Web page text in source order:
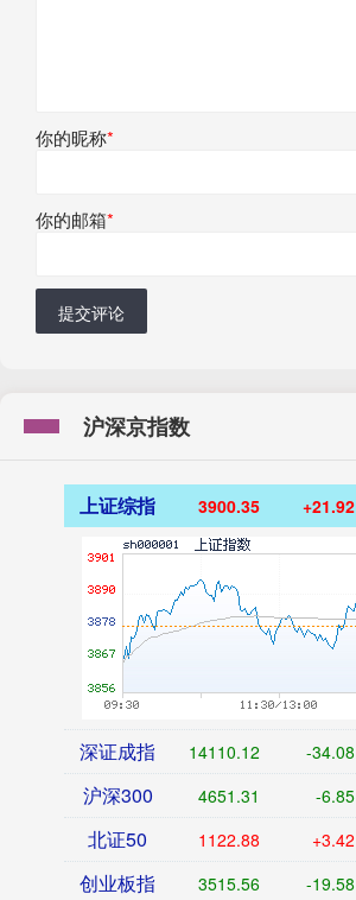
你的昵称*
你的邮箱*
提交评论
沪深京指数
上证综指 3900.35 +21.92
深证成指 14110.12 -34.08
沪深300 4651.31 -6.85
北证50 1122.88 +3.42
创业板指 3515.56 -19.58